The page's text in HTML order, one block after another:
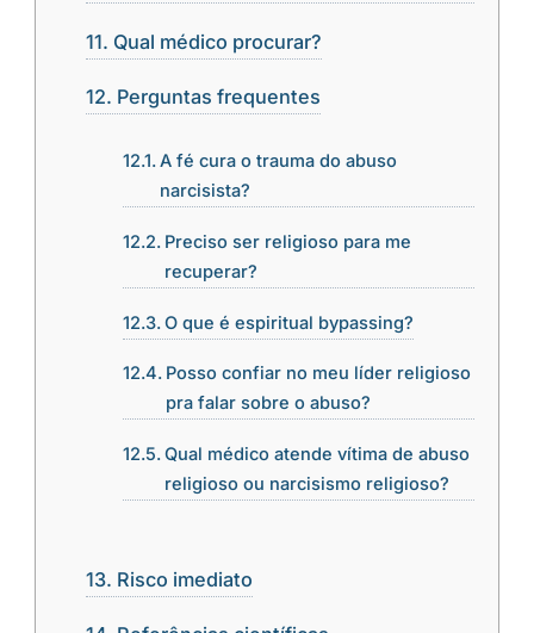
Qual médico procurar?
Perguntas frequentes
A fé cura o trauma do abuso
narcisista?
Preciso ser religioso para me
recuperar?
O que é espiritual bypassing?
Posso confiar no meu líder religioso
pra falar sobre o abuso?
Qual médico atende vítima de abuso
religioso ou narcisismo religioso?
Risco imediato